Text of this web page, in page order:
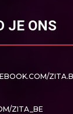
JE ONS
ZITA_BE